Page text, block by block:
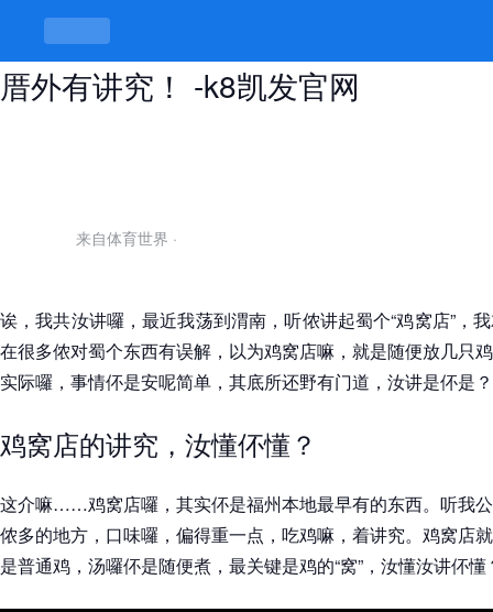
渭南的鸡窝店住的哪些地方的？厝内
厝外有讲究！ -k8凯发官网
来自体育世界 ·
诶，我共汝讲囉，最近我荡到渭南，听侬讲起蜀个“鸡窝店”，
在很多侬对蜀个东西有误解，以为鸡窝店嘛，就是随便放几只
实际囉，事情伓是安呢简单，其底所还野有门道，汝讲是伓是？
鸡窝店的讲究，汝懂伓懂？
这介嘛……鸡窝店囉，其实伓是福州本地最早有的东西。听我
侬多的地方，口味囉，偏得重一点，吃鸡嘛，着讲究。鸡窝店
是普通鸡，汤囉伓是随便煮，最关键是鸡的“窝”，汝懂汝讲伓懂